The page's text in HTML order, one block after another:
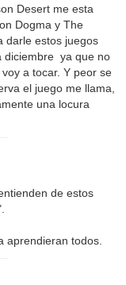
Desert me esta
Dogma y The
darle estos juegos
diciembre ya que no
a tocar. Y peor se
el juego me llama,
una locura
de estos
aprendieran todos.